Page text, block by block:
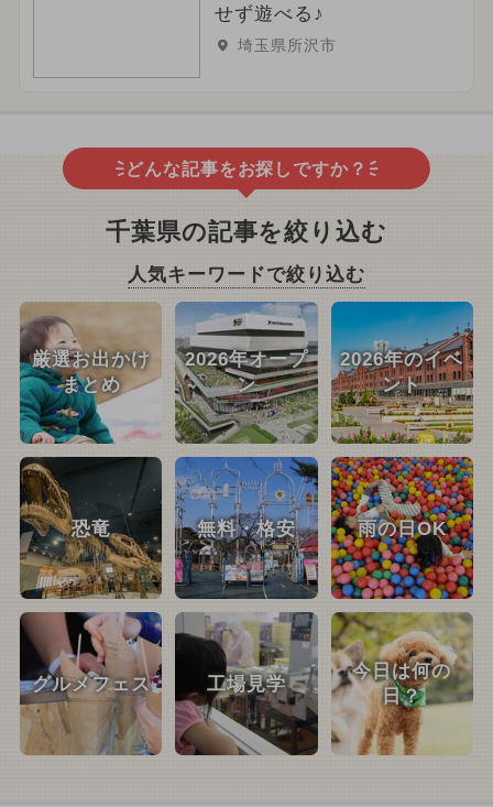
せず遊べる♪
埼玉県所沢市
どんな記事をお探しですか？
千葉県の記事を絞り込む
人気キーワードで絞り込む
厳選お出かけ
まとめ
2026年オープ
ン
2026年のイベ
ント
恐竜 無料・格安 雨の日OK
グルメフェス 工場見学
今日は何の
日？